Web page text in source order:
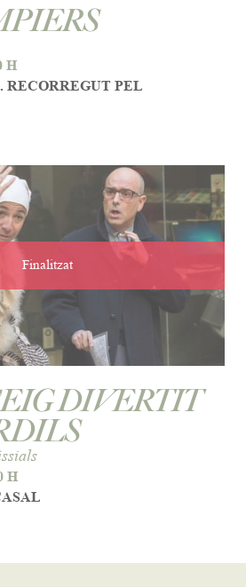
H
PEL
Finalitzat
DIVERTIT
H